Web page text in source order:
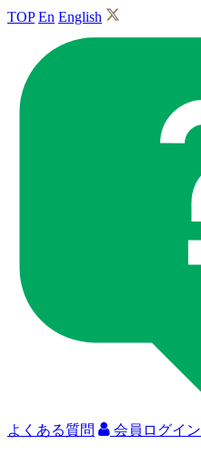
TOP En English
よくある質問 会員ログイン